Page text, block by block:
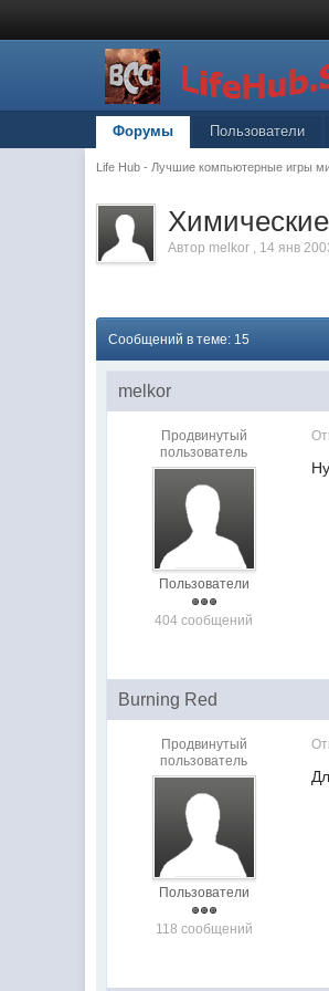
Форумы Пользователи
Life Hub - Лучшие компьютерные игры
Автор melkor , 14 янв
Сообщений в теме: 15
melkor
Продвинутый
пользователь
Пользователи
404 сообщений
Burning Red
Продвинутый
пользователь
Пользователи
118 сообщений